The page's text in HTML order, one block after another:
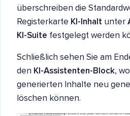
überschreiben die
Registerkarte KI-Inhalt unter
KI-Suite festgelegt werden
Schließlich sehen Sie am
den KI-Assistenten-Block,
generierten Inhalte neu
löschen können.